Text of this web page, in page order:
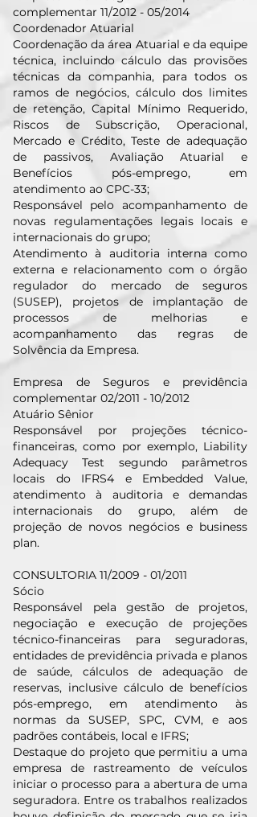
complementar 11/2012 - 05/2014
Coordenador Atuarial
Coordenação da área Atuarial e da equipe
técnica, incluindo cálculo das provisões
técnicas da companhia, para todos os
ramos de negócios, cálculo dos limites
de retenção, Capital Mínimo Requerido,
Riscos de Subscrição, Operacional,
Mercado e Crédito, Teste de adequação
de passivos, Avaliação Atuarial e
Benefícios pós-emprego, em
atendimento ao CPC-33;
Responsável pelo acompanhamento de
novas regulamentações legais locais e
internacionais do grupo;
Atendimento à auditoria interna como
externa e relacionamento com o órgão
regulador do mercado de seguros
(SUSEP), projetos de implantação de
processos de melhorias e
acompanhamento das regras de
Solvência da Empresa.
Empresa de Seguros e previdência
complementar 02/2011 - 10/2012
Atuário Sênior
Responsável por projeções técnico-
financeiras, como por exemplo, Liability
Adequacy Test segundo parâmetros
locais do IFRS4 e Embedded Value,
atendimento à auditoria e demandas
internacionais do grupo, além de
projeção de novos negócios e business
plan.
CONSULTORIA 11/2009 - 01/2011
Sócio
Responsável pela gestão de projetos,
negociação e execução de projeções
técnico-financeiras para seguradoras,
entidades de previdência privada e planos
de saúde, cálculos de adequação de
reservas, inclusive cálculo de benefícios
pós-emprego, em atendimento às
normas da SUSEP, SPC, CVM, e aos
padrões contábeis, local e IFRS;
Destaque do projeto que permitiu a uma
empresa de rastreamento de veículos
iniciar o processo para a abertura de uma
seguradora. Entre os trabalhos realizados